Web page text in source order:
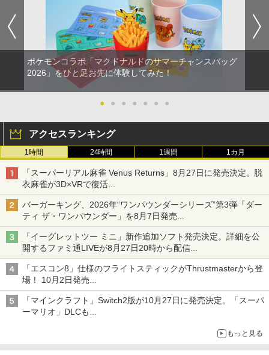
ポケモンコラボ「マクドナルドのサマーチャンスバッグ
2026」をひと足お先に体験してみた！
● ● ● ● ● ● ●
アクセスランキング
1時間 24時間 1週間 1カ月
「スーパーリアル麻雀 Venus Returns」8月27日に発売決定。脱
衣麻雀が3D×VRで復活
発売から2週間は20%オフになるセールが実施
バーガーキング、2026年“ワンパウンダーシリーズ”第3弾「ダー
ティ ザ・ワンパウンダー」を8月7日発売
「特製ガーリックマヨソース」を使用した超大型チーズバーガー
「イーグレットツー ミニ」新作追加ソフト発売決定。詳細を公
開するファミ通LIVEが8月27日20時から配信
シリーズ累計100タイトルへ
「エスコン8」仕様のフライトスティックがThrustmasterから登
場！ 10月2日発売
ジョイスティックに振動機能を搭載。予約受付も開始
「マインクラフト」Switch2版が10月27日に発売決定。「スーパ
ーマリオ」DLCも
もっと見る